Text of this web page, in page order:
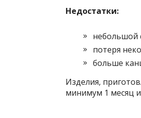
Недостатки:
небольшой
потеря
больше
Изделия,
минимум 1 месяц